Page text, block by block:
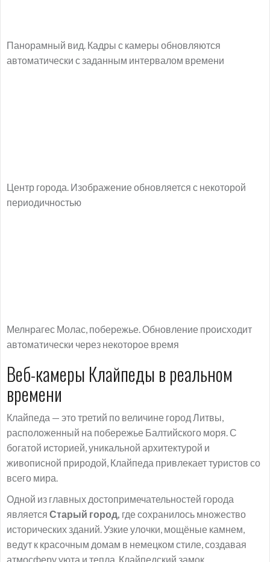
Панорамный вид. Кадры с камеры обновляются
автоматически с заданным интервалом времени
Центр города. Изображение обновляется с некоторой
периодичностью
Мелнрагес Молас, побережье. Обновление происходит
автоматически через некоторое время
Веб-камеры Клайпеды в реальном
времени
Клайпеда — это третий по величине город Литвы,
расположенный на побережье Балтийского моря. С
богатой историей, уникальной архитектурой и
живописной природой, Клайпеда привлекает туристов со
всего мира.
Одной из главных достопримечательностей города
является Старый город, где сохранилось множество
исторических зданий. Узкие улочки, мощёные камнем,
ведут к красочным домам в немецком стиле, создавая
атмосферу уюта и тепла. Клайпедский замок,